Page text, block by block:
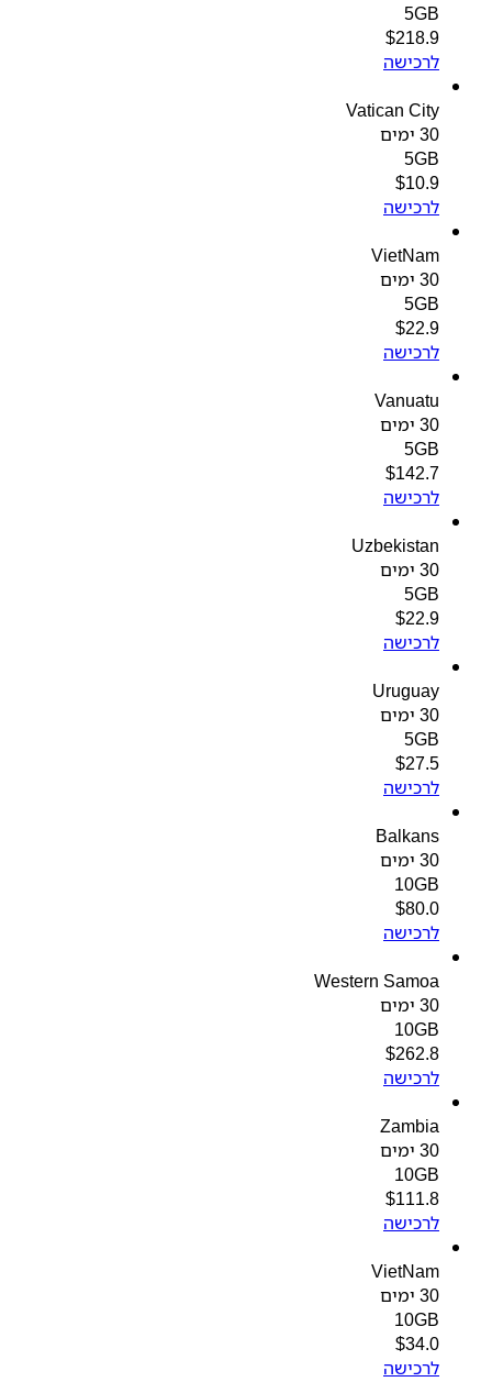
5GB
$218.9
לרכישה
Vatican City
5GB
$10.9
לרכישה
VietNam
5GB
$22.9
לרכישה
Vanuatu
5GB
$142.7
לרכישה
Uzbekistan
5GB
$22.9
לרכישה
Uruguay
5GB
$27.5
לרכישה
Balkans
10GB
$80.0
לרכישה
Western Samoa
10GB
$262.8
לרכישה
Zambia
10GB
$111.8
לרכישה
VietNam
10GB
$34.0
לרכישה